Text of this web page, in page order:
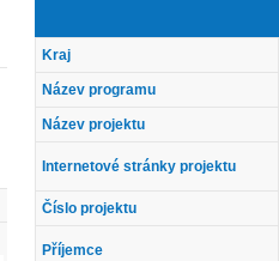
Kraj
Název programu
Název projektu
Internetové stránky projektu
Číslo projektu
Příjemce